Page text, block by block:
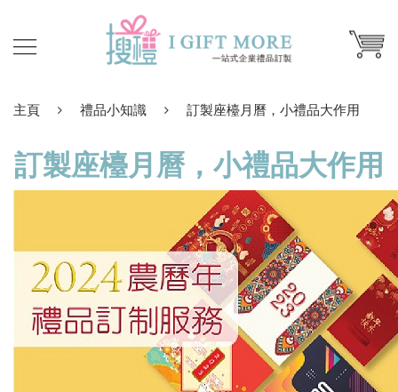
主頁 禮品小知識 訂製座檯月曆，小禮品大作用
訂製座檯月曆，小禮品大作用